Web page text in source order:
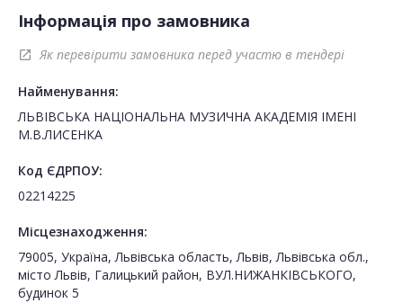
Інформація про замовника
open_in_new Як перевірити замовника перед участю в тендері
Найменування:
ЛЬВІВСЬКА НАЦІОНАЛЬНА МУЗИЧНА АКАДЕМІЯ ІМЕНІ
М.В.ЛИСЕНКА
Код ЄДРПОУ:
02214225
Місцезнаходження:
79005, Україна, Львівська область, Львів, Львівська обл.,
місто Львів, Галицький район, ВУЛ.НИЖАНКІВСЬКОГО,
будинок 5